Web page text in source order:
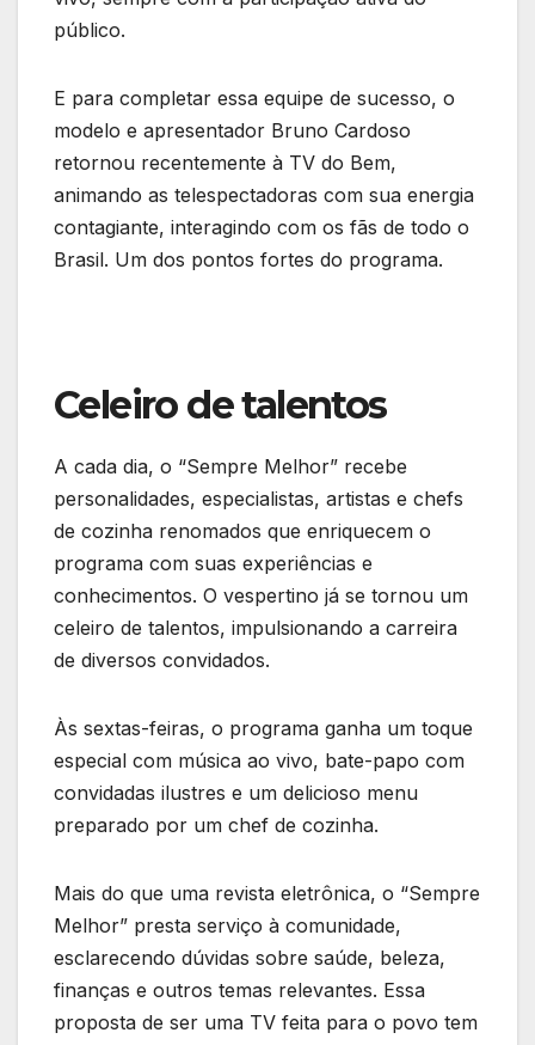
público.
E para completar essa equipe de sucesso, o
modelo e apresentador Bruno Cardoso
retornou recentemente à TV do Bem,
animando as telespectadoras com sua energia
contagiante, interagindo com os fãs de todo o
Brasil. Um dos pontos fortes do programa.
Celeiro de talentos
A cada dia, o “Sempre Melhor” recebe
personalidades, especialistas, artistas e chefs
de cozinha renomados que enriquecem o
programa com suas experiências e
conhecimentos. O vespertino já se tornou um
celeiro de talentos, impulsionando a carreira
de diversos convidados.
Às sextas-feiras, o programa ganha um toque
especial com música ao vivo, bate-papo com
convidadas ilustres e um delicioso menu
preparado por um chef de cozinha.
Mais do que uma revista eletrônica, o “Sempre
Melhor” presta serviço à comunidade,
esclarecendo dúvidas sobre saúde, beleza,
finanças e outros temas relevantes. Essa
proposta de ser uma TV feita para o povo tem